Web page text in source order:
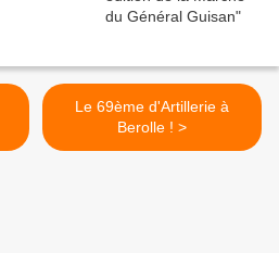
Le 69ème d'Artillerie à
Berolle ! >